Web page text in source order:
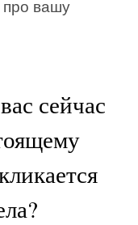
про вашу
сейчас